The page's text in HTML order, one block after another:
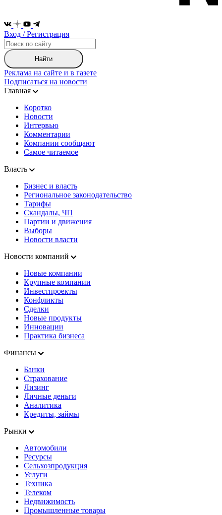
Вход / Регистрация
Найти
Реклама на сайте и в газете
Подписаться на новости
Главная
Коротко
Новости
Интервью
Комментарии
Компании сообщают
Самое читаемое
Власть
Бизнес и власть
Региональное законодательство
Тарифы
Скандалы, ЧП
Партии и движения
Выборы
Новости власти
Новости компаний
Новые компании
Крупные компании
Инвестпроекты
Конфликты
Сделки
Новые продукты
Инновации
Практика бизнеса
Финансы
Банки
Страхование
Лизинг
Личные деньги
Аналитика
Кредиты, займы
Рынки
Автомобили
Ресурсы
Сельхозпродукция
Услуги
Техника
Телеком
Недвижимость
Промышленные товары